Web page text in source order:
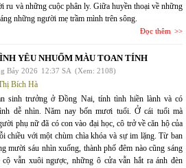
ru và những cuộc phân ly. Giữa huyền thoại về những
những người mẹ trầm mình trên sông.
Đọc thêm
YÊU NHUỐM MÀU TOAN TÍNH
Bảy 2026 12:37 SA (Xem: 2108)
Bích Hà
sinh trưởng ở Đồng Nai, tính tình hiền lành và có
dễ nhìn. Năm nay bốn mươi tuổi. Ở cái tuổi mà
phụ nữ đã có con vào đại học, cô trở về căn hộ của
chiều với một chùm chìa khóa và sự im lặng. Từ ban
mười sáu nhìn xuống, thành phố đêm nào cũng sáng
vẫn xuôi ngược, những ô cửa vẫn hắt ra ánh đèn